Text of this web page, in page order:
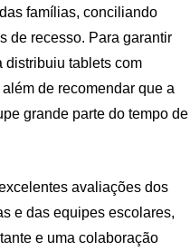
famílias, conciliando
de recesso. Para garantir
distribuiu tablets com
de recomendar que a
grande parte do tempo de
avaliações dos
e das equipes escolares,
e uma colaboração